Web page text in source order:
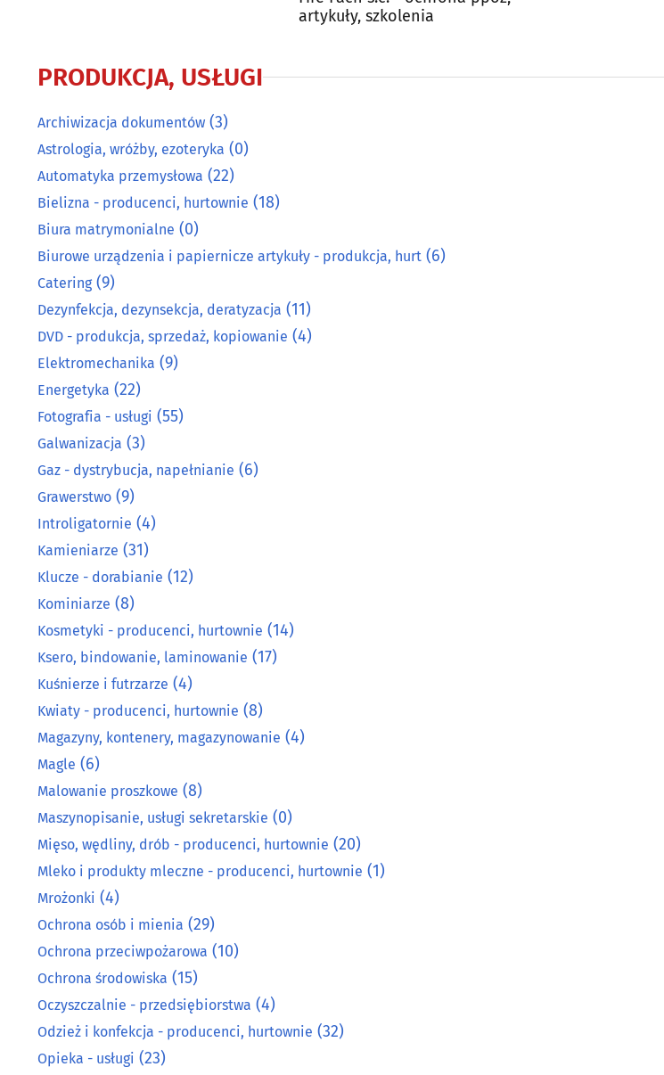
artykuły, szkolenia
PRODUKCJA, USŁUGI
Archiwizacja dokumentów (3)
Astrologia, wróżby, ezoteryka (0)
Automatyka przemysłowa (22)
Bielizna - producenci, hurtownie (18)
Biura matrymonialne (0)
Biurowe urządzenia i papiernicze artykuły - produkcja, hurt (6)
Catering(9)
Dezynfekcja, dezynsekcja, deratyzacja (11)
DVD - produkcja, sprzedaż, kopiowanie (4)
Elektromechanika (9)
Energetyka (22)
Fotografia - usługi (55)
Galwanizacja (3)
Gaz - dystrybucja, napełnianie (6)
Grawerstwo (9)
Introligatornie (4)
Kamieniarze (31)
Klucze - dorabianie (12)
Kominiarze (8)
Kosmetyki - producenci, hurtownie (14)
Ksero, bindowanie, laminowanie (17)
Kuśnierze i futrzarze (4)
Kwiaty - producenci, hurtownie (8)
Magazyny, kontenery, magazynowanie (4)
Magle (6)
Malowanie proszkowe (8)
Maszynopisanie, usługi sekretarskie (0)
Mięso, wędliny, drób - producenci, hurtownie (20)
Mleko i produkty mleczne - producenci, hurtownie (1)
Mrożonki (4)
Ochrona osób i mienia (29)
Ochrona przeciwpożarowa (10)
Ochrona środowiska (15)
Oczyszczalnie - przedsiębiorstwa (4)
Odzież i konfekcja - producenci, hurtownie (32)
Opieka - usługi (23)